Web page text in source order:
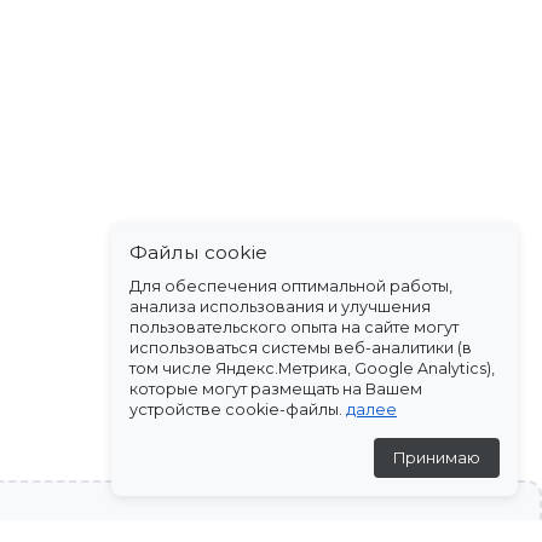
Файлы cookie
Для обеспечения оптимальной работы,
анализа использования и улучшения
пользовательского опыта на сайте могут
использоваться системы веб-аналитики (в
том числе Яндекс.Метрика, Google Analytics),
которые могут размещать на Вашем
устройстве cookie-файлы. далее
Принимаю